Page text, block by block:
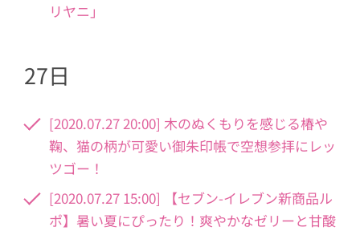
リヤニ」
27日
[2020.07.27 20:00] 木のぬくもりを感じる椿や
鞠、猫の柄が可愛い御朱印帳で空想参拝にレッ
ツゴー！
[2020.07.27 15:00] 【セブン-イレブン新商品ル
ポ】暑い夏にぴったり！爽やかなゼリーと甘酸